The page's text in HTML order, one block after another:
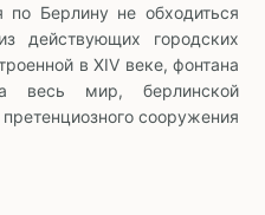
по Берлину не обходиться
действующих городских
в XIV веке, фонтана
весь мир, берлинской
сооружения